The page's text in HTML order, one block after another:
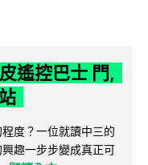
遙控巴士 門,
度？一位就讀中三的
趣一步步變成真正可